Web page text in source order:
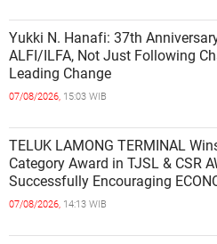
Yukki N. Hanafi: 37th
ALFI/ILFA, Not Just Following
Leading Change
07/08/2026, 15:03 WIB
TELUK LAMONG TERMINAL
Category Award in TJSL & CSR
Successfully Encouraging
INDEPENDENCE OF COASTAL
07/08/2026, 14:13 WIB